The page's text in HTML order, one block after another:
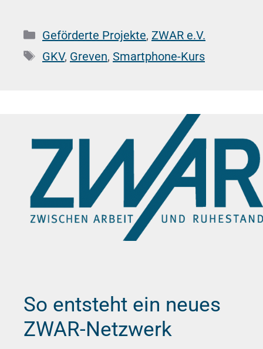
Kategorien
Geförderte Projekte, ZWAR e.V.
Schlagwörter
GKV, Greven, Smartphone-Kurs
So entsteht ein neues
ZWAR-Netzwerk